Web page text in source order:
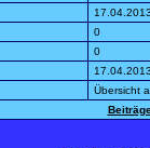
0
0
Übersicht